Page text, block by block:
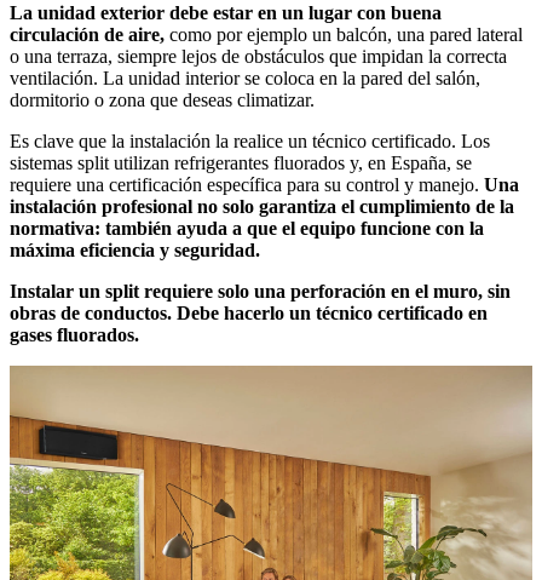
La unidad exterior debe estar en un lugar con buena
circulación de aire, como por ejemplo un balcón, una pared lateral
o una terraza, siempre lejos de obstáculos que impidan la correcta
ventilación. La unidad interior se coloca en la pared del salón,
dormitorio o zona que deseas climatizar.
Es clave que la instalación la realice un técnico certificado. Los
sistemas split utilizan refrigerantes fluorados y, en España, se
requiere una certificación específica para su control y manejo. Una
instalación profesional no solo garantiza el cumplimiento de la
normativa: también ayuda a que el equipo funcione con la
máxima eficiencia y seguridad.
Instalar un split requiere solo una perforación en el muro, sin
obras de conductos. Debe hacerlo un técnico certificado en
gases fluorados.